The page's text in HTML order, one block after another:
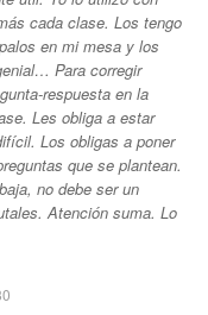
cada clase. Los tengo
en mi mesa y los
Para corregir
respuesta en la
Les obliga a estar
Los obligas a poner
que se plantean.
no debe ser un
Atención suma. Lo